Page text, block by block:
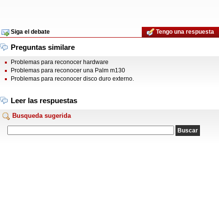
Siga el debate Tengo una respuesta
Preguntas similare
Problemas para reconocer hardware
Problemas para reconocer una Palm m130
Problemas para reconocer disco duro externo.
Leer las respuestas
Busqueda sugerida